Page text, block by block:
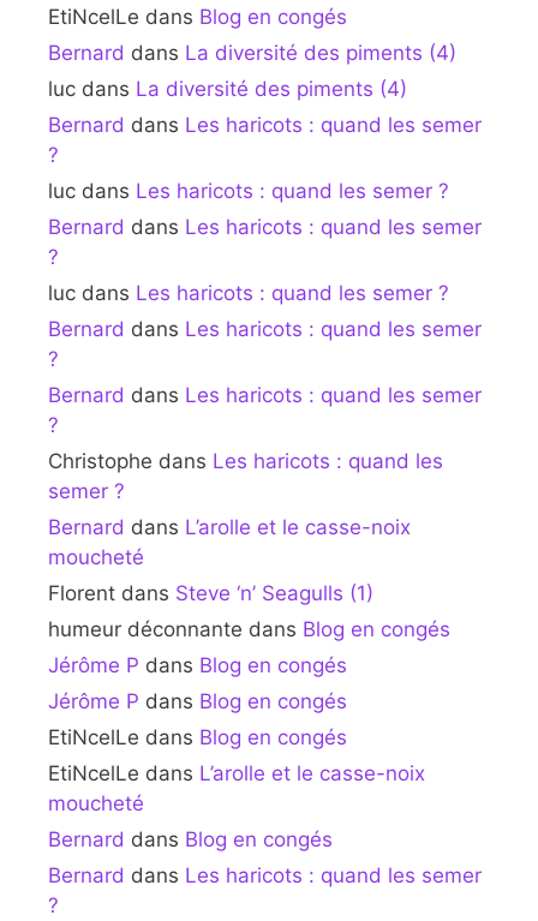
EtiNcelLe dans Blog en congés
Bernard dans La diversité des piments (4)
luc dans La diversité des piments (4)
Bernard dans Les haricots : quand les semer
?
luc dans Les haricots : quand les semer ?
Bernard dans Les haricots : quand les semer
?
luc dans Les haricots : quand les semer ?
Bernard dans Les haricots : quand les semer
?
Bernard dans Les haricots : quand les semer
?
Christophe dans Les haricots : quand les
semer ?
Bernard dans L’arolle et le casse-noix
moucheté
Florent dans Steve ‘n’ Seagulls (1)
humeur déconnante dans Blog en congés
Jérôme P dans Blog en congés
Jérôme P dans Blog en congés
EtiNcelLe dans Blog en congés
EtiNcelLe dans L’arolle et le casse-noix
moucheté
Bernard dans Blog en congés
Bernard dans Les haricots : quand les semer
?